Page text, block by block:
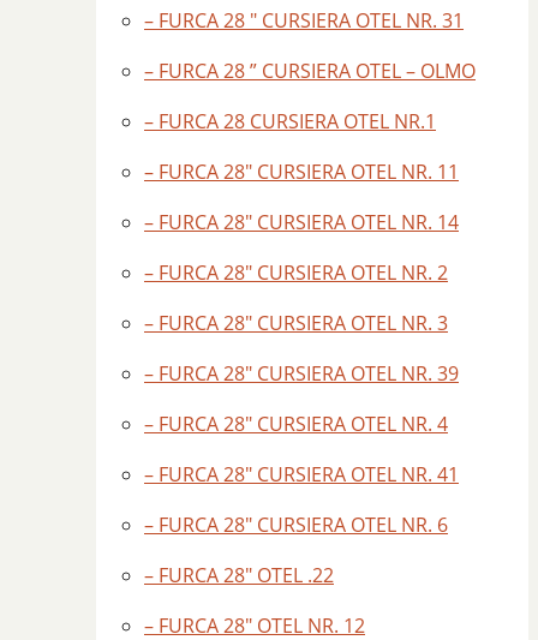
– FURCA 28 " CURSIERA OTEL NR. 31
– FURCA 28 ” CURSIERA OTEL – OLMO
– FURCA 28 CURSIERA OTEL NR.1
– FURCA 28″ CURSIERA OTEL NR. 11
– FURCA 28″ CURSIERA OTEL NR. 14
– FURCA 28″ CURSIERA OTEL NR. 2
– FURCA 28″ CURSIERA OTEL NR. 3
– FURCA 28″ CURSIERA OTEL NR. 39
– FURCA 28″ CURSIERA OTEL NR. 4
– FURCA 28″ CURSIERA OTEL NR. 41
– FURCA 28″ CURSIERA OTEL NR. 6
– FURCA 28″ OTEL .22
– FURCA 28″ OTEL NR. 12